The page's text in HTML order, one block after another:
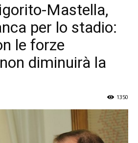
Mastella,
per lo stadio:
le forze
diminuirà la
1350